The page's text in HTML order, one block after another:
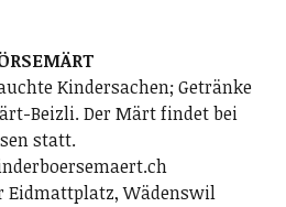
Kindersachen; Getränke
Beizli. Der Märt findet bei
statt.
Eidmattplatz, Wädenswil